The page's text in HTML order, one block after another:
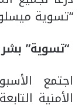
“تسوية
“تسوية”
اجتمع
الأمنية